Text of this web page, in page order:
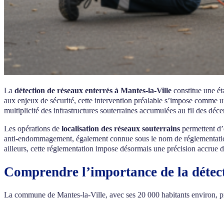
La détection de réseaux enterrés à Mantes-la-Ville constitue une
aux enjeux de sécurité, cette intervention préalable s’impose
multiplicité des infrastructures souterraines accumulées au fil des
Les opérations de localisation des réseaux souterrains permettent
anti-endommagement, également connue sous le nom de
ailleurs, cette réglementation impose désormais une précision accrue
Comprendre l’importance de la
La commune de Mantes-la-Ville, avec ses 20 000 habitants environ,